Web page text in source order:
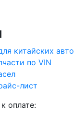
китайских авто
по VIN
лист
оплате: